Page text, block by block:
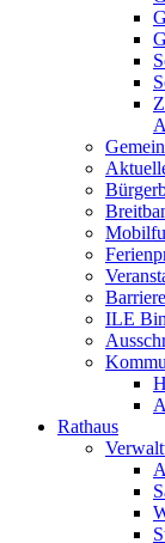
ILE
Rathaus